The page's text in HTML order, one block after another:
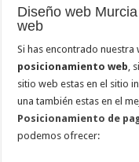
Diseño web
web
Si has encontrado
posicionamiento web ,
sitio web estas en el sitio
una también estas en el
Posicionamiento de
podemos ofrecer: